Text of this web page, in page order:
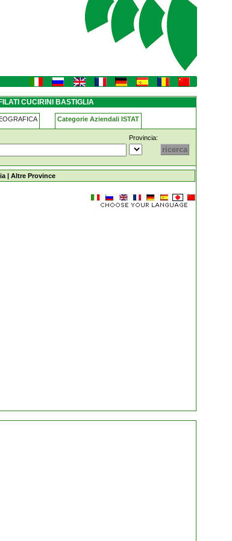
CUCIRINI BASTIGLIA
Categorie Aziendali ISTAT
Provincia:
| Altre Province